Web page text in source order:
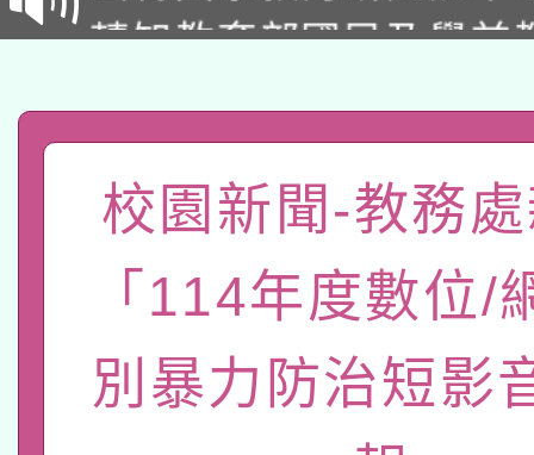
年度健康促進學校輔導
業成長研習」實施計畫
原住民族教育政策研討
轉知教育部國民及學前
師專業成長研習實施計
方素養工作坊新北場」
族語言臺北學習中心
「族語學習班」招生簡
轉知有關國立成功大學
文教學共融平台-教案
件」活動簡章
教育部國民及學前教
年度COVID-19疫苗接
接種對象擴大為「滿6
接種之民眾」措施，延
本市兒童口腔健康促進
宣導素材2份，請協助
管道加強宣導
有關銓敘部建置「公務
得重審後實發金額試算
「115年度教育部國民
衛生局辦理之「115年
校園新聞-教務
「114年度數位/
別暴力防治短影